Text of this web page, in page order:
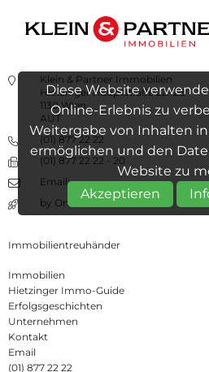
Diese Website
Online-Erlebnis zu
Weitergabe von Inhalten
ermöglichen und den
Website zu
Akzeptieren
Klein & Partner Immobilien
Hietzinger Hauptstraße 22+28
1130 Wien
AUT
(01) 877 22 22
(01) 877 22 22 - 20
Email
by Online Raketen
Immobilientreuhänder
Immobilien
Hietzinger Immo-Guide
Erfolgsgeschichten
Unternehmen
Kontakt
Email
(01) 877 22 22